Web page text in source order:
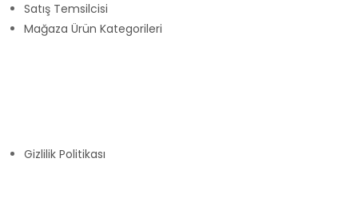
Satış Temsilcisi
Mağaza Ürün Kategorileri
Gizlilik Politikası